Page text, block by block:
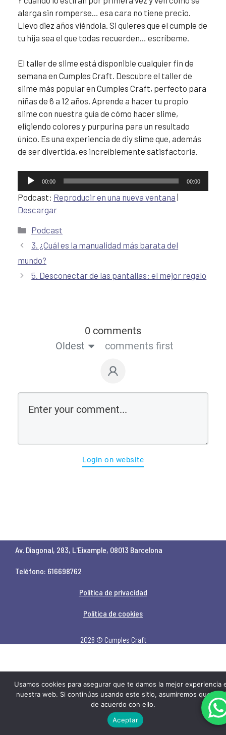
alarga sin romperse… esa cara no tiene precio.
Llevo diez años viéndola. Si quieres que el cumple de
tu hija sea el que todas recuerden… escríbeme.
El taller de slime está disponible cualquier fin de
semana en Cumples Craft. Descubre el taller de
slime más popular en Cumples Craft, perfecto para
niñas de 6 a 12 años. Aprende a hacer tu propio
slime con nuestra guía de cómo hacer slime,
eligiendo colores y purpurina para un resultado
único. Es una experiencia de diy slime que, además
de ser divertida, es increíblemente satisfactoria.
Reproductor
de
audio
00:00 00:00
Podcast: Reproducir en una nueva ventana |
Descargar
Podcast
3. ¿Cuál es la manualidad más barata del
mundo?
5. Desconectar de las pantallas: el mejor regalo
0 comments
Oldest
comments first
Login on website
Av. Diagonal, 283, L'Eixample, 08013 Barcelona
Teléfono: 616698762
Política de privacidad
Política de cookies
2026 © Cumples Craft
Usamos cookies para asegurar que te damos la mejor experiencia
nuestra web. Si continúas usando este sitio, asumiremos que
de acuerdo con ello.
Aceptar